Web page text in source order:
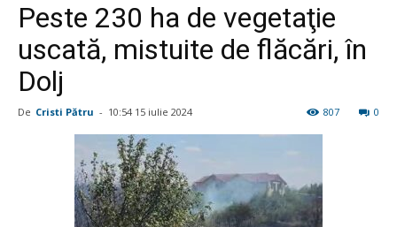
Peste 230 ha de vegetaţie
uscată, mistuite de flăcări, în
Dolj
De Cristi Pătru - 10:54 15 iulie 2024 0
807